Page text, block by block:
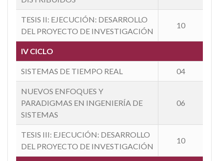
TESIS II: EJECUCIÓN: DESARROLLO
DEL PROYECTO DE INVESTIGACIÓN
10
IV CICLO
SISTEMAS DE TIEMPO REAL 04
NUEVOS ENFOQUES Y
PARADIGMAS EN INGENIERÍA DE
SISTEMAS
06
TESIS III: EJECUCIÓN: DESARROLLO
DEL PROYECTO DE INVESTIGACIÓN
10